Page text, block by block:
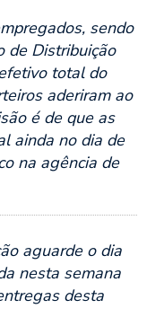
sendo
de Distribuição
total do
aderiram ao
é de que as
ainda no dia de
na agência de
aguarde o dia
nesta semana
desta